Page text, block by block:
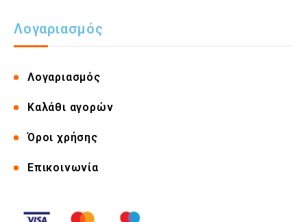
Λογαριασμός
Λογαριασμός
Καλάθι αγορών
Όροι χρήσης
Επικοινωνία